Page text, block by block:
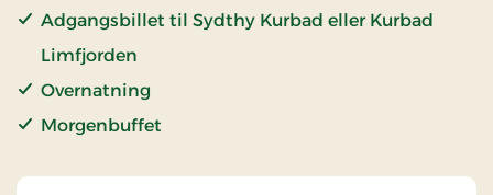
Adgangsbillet til Sydthy Kurbad eller Kurbad
Limfjorden
Overnatning
Morgenbuffet